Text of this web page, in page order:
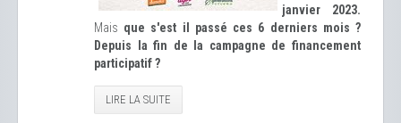
janvier 2023.
Mais que s'est il passé ces 6 derniers mois ?
Depuis la fin de la campagne de financement
participatif ?
LIRE LA SUITE